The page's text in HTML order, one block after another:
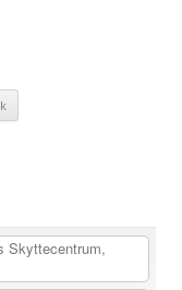
Skyttecentrum,